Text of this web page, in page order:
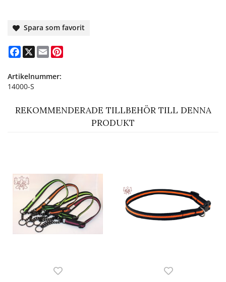
Spara som favorit
Facebook
X Email
Artikelnummer:
14000-S
REKOMMENDERADE TILLBEHÖR TILL DENNA
PRODUKT